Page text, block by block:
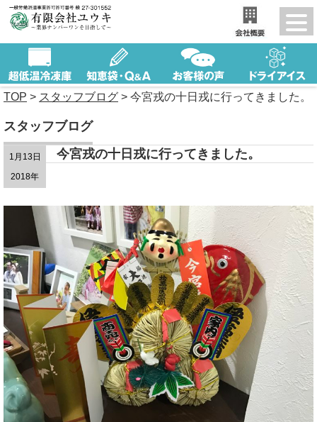
TOP > スタッフブログ > 今宮戎の十日戎に行ってきました。
スタッフブログ
1月13日
2018年
今宮戎の十日戎に行ってきました。